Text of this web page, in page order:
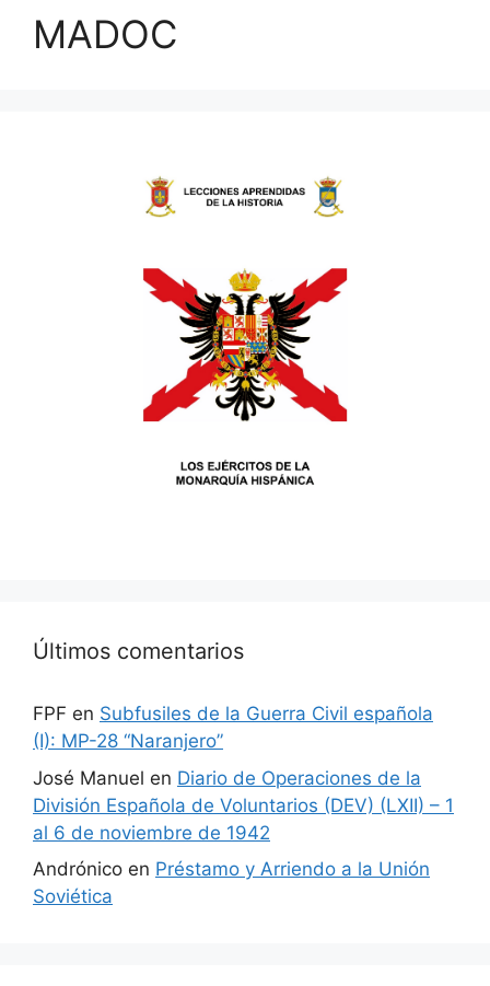
MADOC
Últimos comentarios
FPF en Subfusiles de la Guerra Civil española
(I): MP-28 “Naranjero”
José Manuel en Diario de Operaciones de la
División Española de Voluntarios (DEV) (LXII) – 1
al 6 de noviembre de 1942
Andrónico en Préstamo y Arriendo a la Unión
Soviética